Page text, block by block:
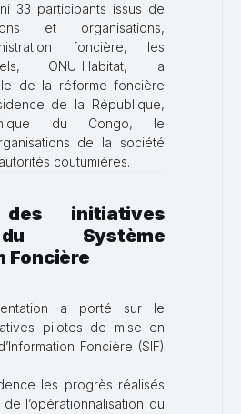
33 participants issus de
et organisations,
foncière, les
ONU-Habitat, la
de la réforme foncière
de la République,
du Congo, le
de la société
coutumières.
des initiatives
Système
Foncière
a porté sur le
pilotes de mise en
Foncière (SIF)
les progrès réalisés
l’opérationnalisation du